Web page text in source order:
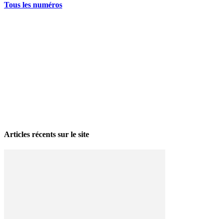
Tous les numéros
Articles récents sur le site